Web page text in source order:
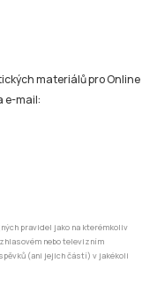
materiálů pro Online
e-mail:
pravidel jako na kterémkoliv
nebo televizním
(ani jejich částí) v jakékoli